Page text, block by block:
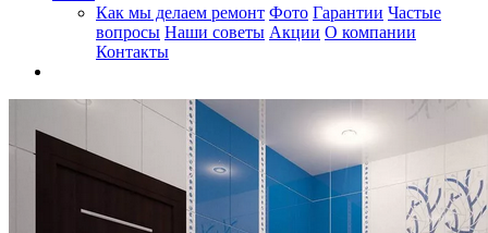
Как мы делаем ремонт Фото Гарантии Частые
вопросы Наши советы Акции О компании
Контакты